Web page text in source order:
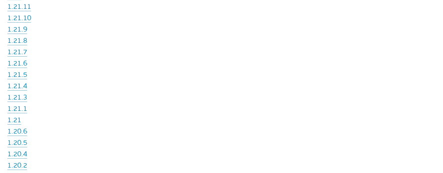
1.21.11
1.21.10
1.21.9
1.21.8
1.21.7
1.21.6
1.21.5
1.21.4
1.21.3
1.21.1
1.21
1.20.6
1.20.5
1.20.4
1.20.2